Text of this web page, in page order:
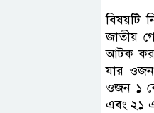
বিষয়টি
জাতীয়
আটক করা
যার ওজন
ওজন ১
এবং ২১